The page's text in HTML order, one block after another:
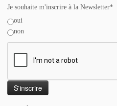
Je souhaite m'inscrire à la Newsletter*
oui
non